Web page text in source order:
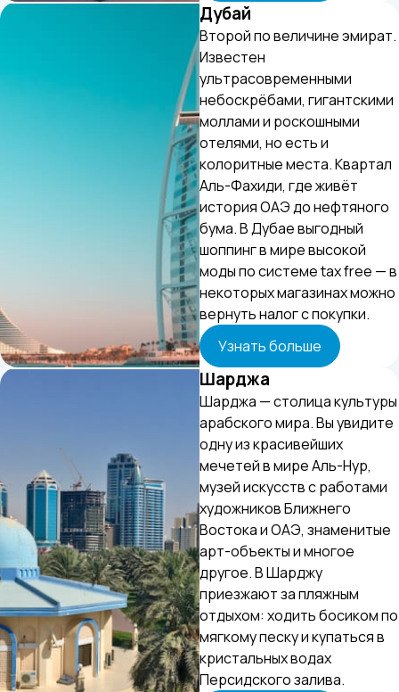
Дубай
Второй по величине эмират.
Известен
ультрасовременными
небоскрёбами, гигантскими
моллами и роскошными
отелями, но есть и
колоритные места. Квартал
Аль-Фахиди, где живёт
история ОАЭ до нефтяного
бума. В Дубае выгодный
шоппинг в мире высокой
моды по системе tax free — в
некоторых магазинах можно
вернуть налог с покупки.
Узнать больше
Шарджа
Шарджа — столица культуры
арабского мира. Вы увидите
одну из красивейших
мечетей в мире Аль-Нур,
музей искусств с работами
художников Ближнего
Востока и ОАЭ, знаменитые
арт-объекты и многое
другое. В Шарджу
приезжают за пляжным
отдыхом: ходить босиком по
мягкому песку и купаться в
кристальных водах
Персидского залива.